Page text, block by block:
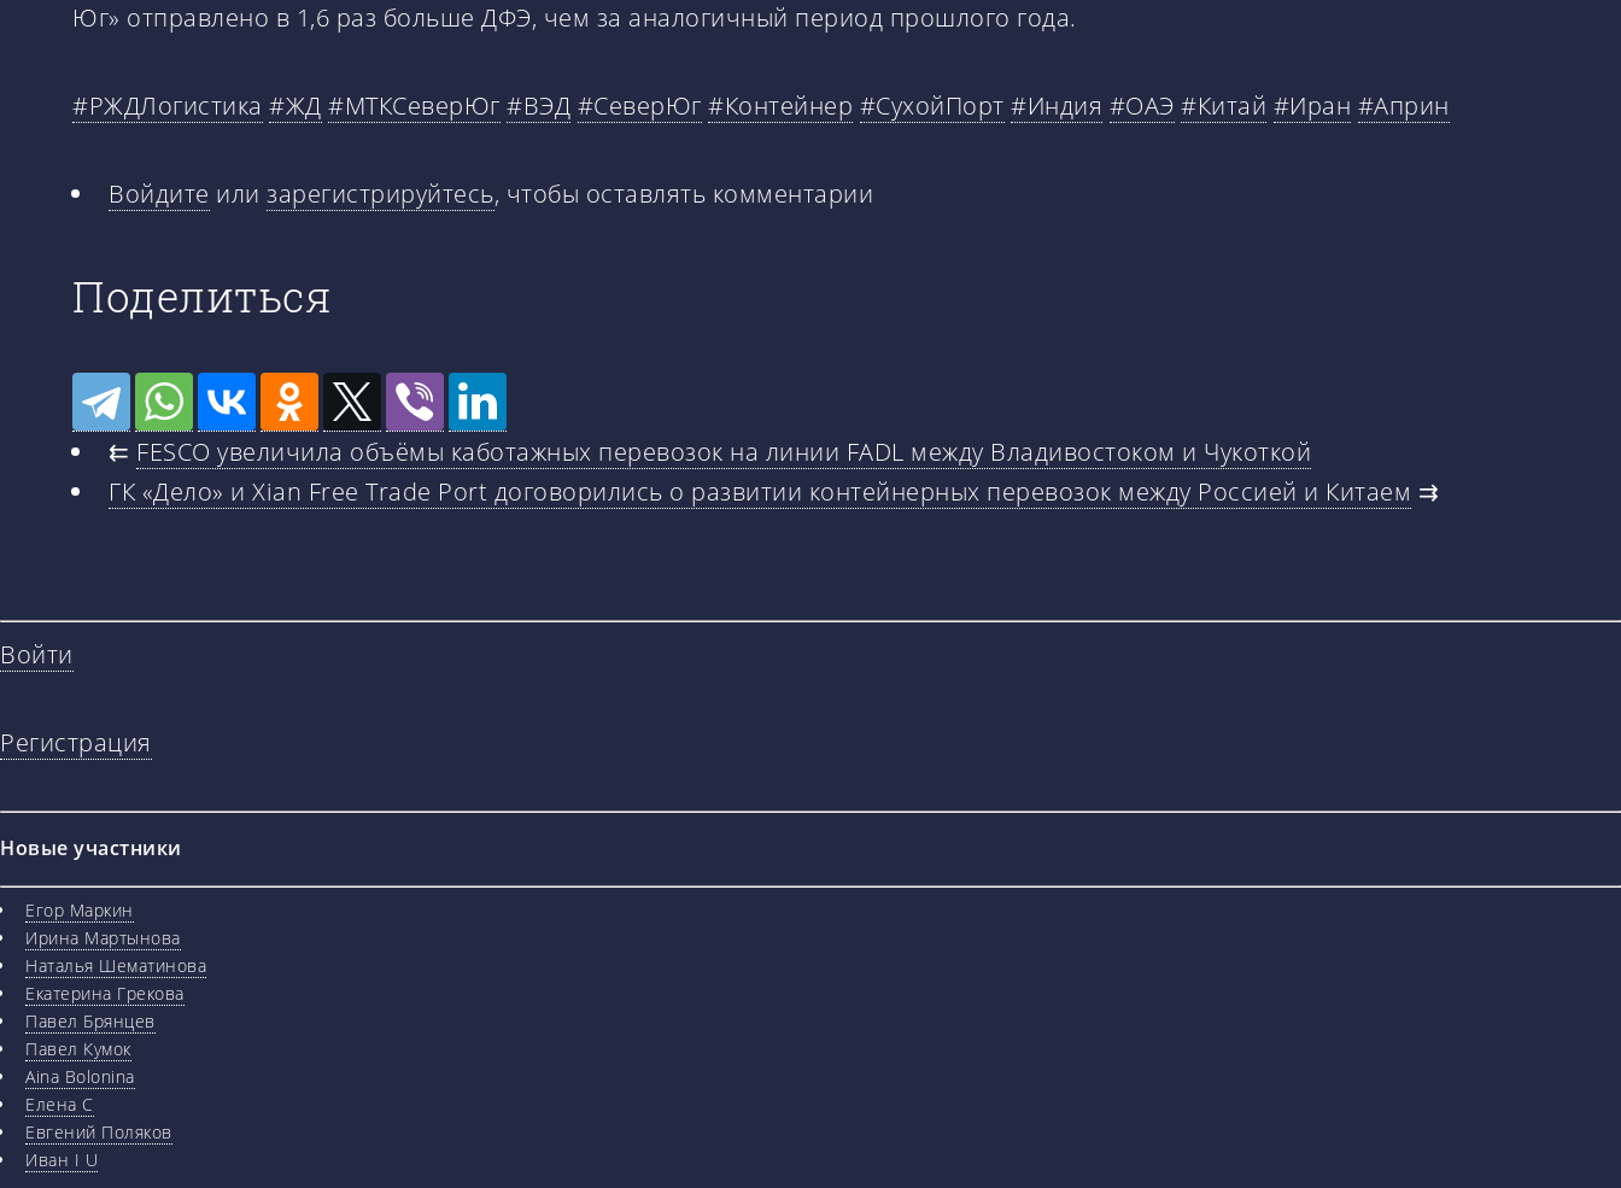
Юг» отправлено в 1,6 раз больше ДФЭ, чем за аналогичный период прошлого года.
#РЖДЛогистика #ЖД #МТКСеверЮг #ВЭД #СеверЮг #Контейнер #СухойПорт #Индия #ОАЭ #Китай #Иран #Априн
Войдите или зарегистрируйтесь, чтобы оставлять комментарии
Поделиться
⇇ FESCO увеличила объёмы каботажных перевозок на линии FADL между Владивостоком и Чукоткой
ГК «Дело» и Xian Free Trade Port договорились о развитии контейнерных перевозок между Россией и Китаем ⇉
Войти
Регистрация
Новые участники
Егор Маркин
Ирина Мартынова
Наталья Шематинова
Екатерина Грекова
Павел Брянцев
Павел Кумок
Aina Bolonina
Елена С
Евгений Поляков
Иван I U